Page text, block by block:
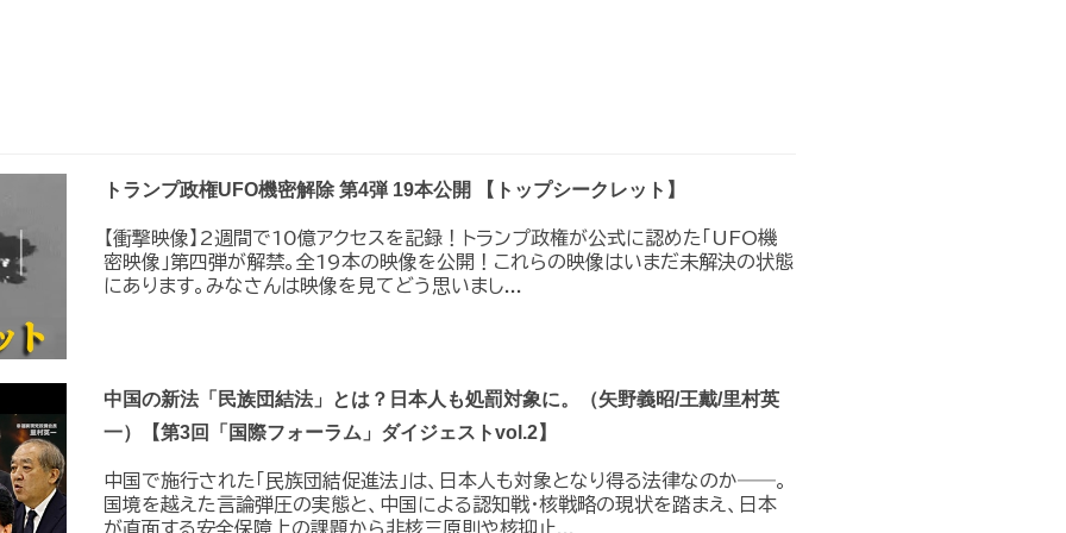
トランプ政権UFO機密解除 第4弾 19本公開 【トップシークレット】
【衝撃映像】2週間で10億アクセスを記録！トランプ政権が公式に認めた｢UFO機
密映像｣第四弾が解禁。全19本の映像を公開！これらの映像はいまだ未解決の状態
にあります。みなさんは映像を見てどう思いまし...
中国の新法「民族団結法」とは？日本人も処罰対象に。（矢野義昭/王戴/里村英
一）【第3回「国際フォーラム」ダイジェストvol.2】
中国で施行された「民族団結促進法」は、日本人も対象となり得る法律なのか――。
国境を越えた言論弾圧の実態と、中国による認知戦・核戦略の現状を踏まえ、日本
が直面する安全保障上の課題から非核三原則や核抑止...